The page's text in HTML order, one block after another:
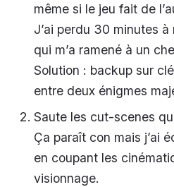
même si le jeu fait de
J’ai perdu 30 minutes
qui m’a ramené à un
Solution : backup sur
entre deux énigmes
Saute les cut-scenes
Ça paraît con mais j’ai
en coupant les
visionnage.